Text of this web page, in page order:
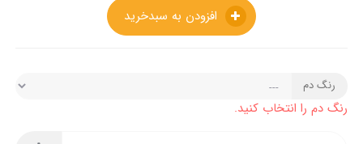
رنگ دم
رنگ دم را انتخاب کنید.